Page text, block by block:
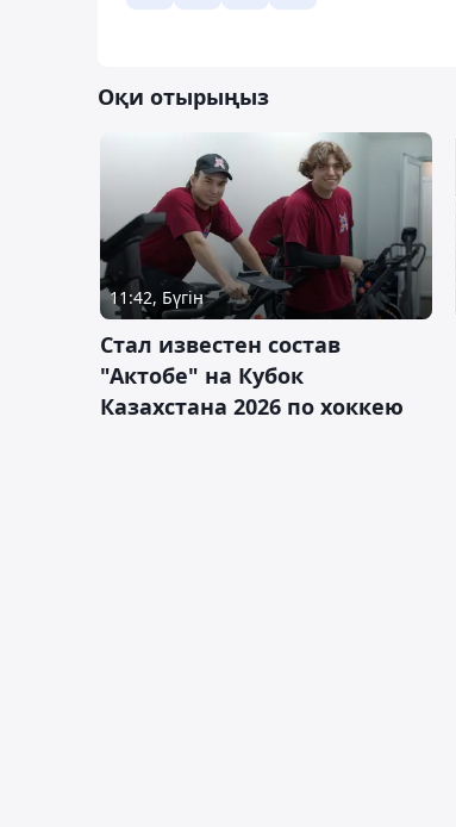
Оқи отырыңыз
11:42, Бүгін
Стал известен состав
"Актобе" на Кубок
Казахстана 2026 по хоккею